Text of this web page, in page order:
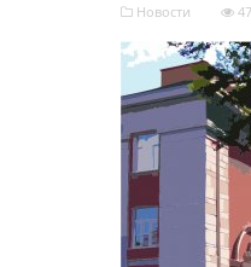
Новости